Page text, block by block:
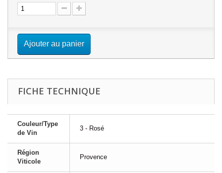
Ajouter au panier
FICHE TECHNIQUE
Couleur/Type
de Vin
3 - Rosé
Région
Viticole
Provence